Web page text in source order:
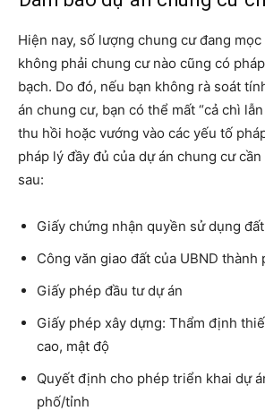
Hiện nay, số lượng chung cư đang
không phải chung cư nào cũng có
bạch. Do đó, nếu bạn không rà soát
án chung cư, bạn có thể mất “cả chì
thu hồi hoặc vướng vào các yếu tố
pháp lý đầy đủ của dự án chung cư
sau:
Giấy chứng nhận quyền sử dụng đất
Công văn giao đất của UBND thành
Giấy phép đầu tư dự án
Giấy phép xây dựng: Thẩm định
cao, mật độ
Quyết định cho phép triển khai dự
phố/tỉnh